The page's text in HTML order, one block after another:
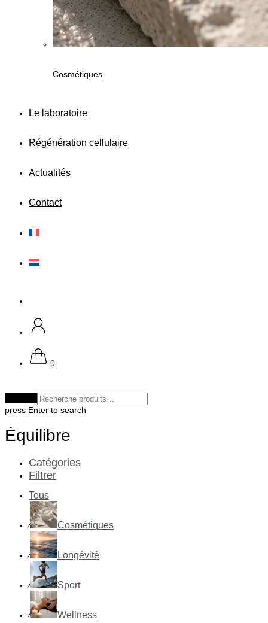
Cosmétiques
Le laboratoire
Régénération cellulaire
Actualités
Contact
0
press Enter to search
Équilibre
Catégories
Filtrer
Tous
⁄ Cosmétiques
⁄ Longévité
⁄ Sport
⁄ Wellness